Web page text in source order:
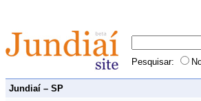
Pesquisar:
Jundiaí – SP